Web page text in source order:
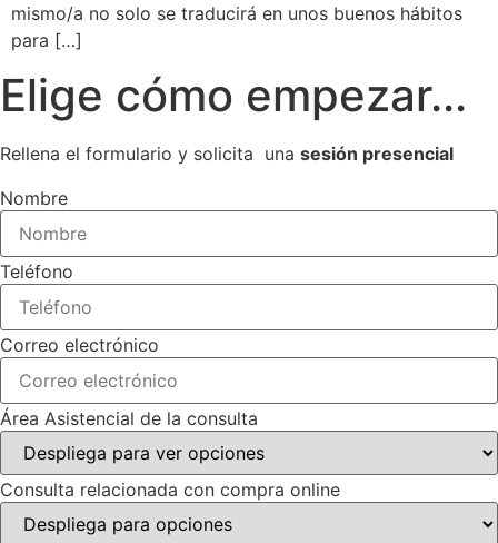
mismo/a no solo se traducirá en unos buenos hábitos
para […]
Elige cómo empezar...
Rellena el formulario y solicita una sesión presencial
Nombre
Teléfono
Correo electrónico
Área Asistencial de la consulta
Consulta relacionada con compra online